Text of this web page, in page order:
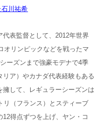
石川祐希
表監督として、2012年世界
オリンピックなどを戦ったマ
ーズンまで強豪モデナで4季
ア）やカナダ代表経験もある
して、レギュラーシーズンは
リ（フランス）とスティーブ
得点ずつを上げ、ヤン・コ